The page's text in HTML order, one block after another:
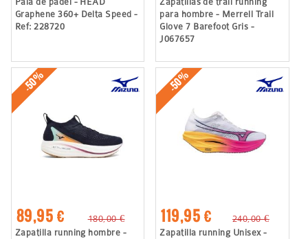
Graphene 360+ Delta Speed -
Ref: 228720
para hombre - Merrell Trail
Glove 7 Barefoot Gris -
J067657
-50%
89,95 €
180,00 €
Zapatilla running hombre -
-50%
119,95 €
240,00 €
Zapatilla running Unisex -